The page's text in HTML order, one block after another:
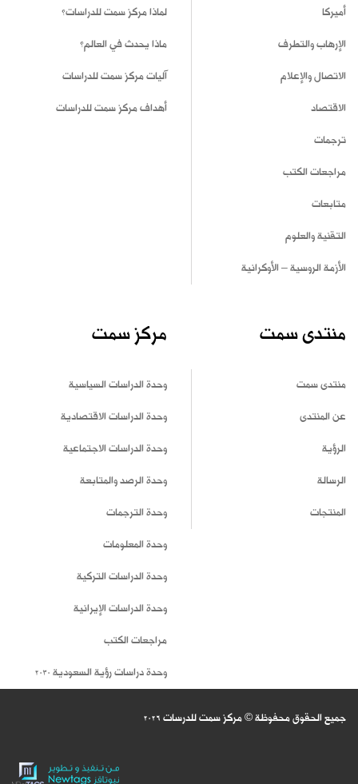
أميركا
الإرهاب والتطرف
الاتصال والإعلام
الاقتصاد
ترجمات
مراجعات الكتب
متابعات
التقنية والعلوم
الأزمة الروسية – الأوكرانية
لماذا مركز سمت للدراسات؟
ماذا يحدث في العالم؟
آليات مركز سمت للدراسات
أهداف مركز سمت للدراسات
منتدى سمت
منتدى سمت
عن المنتدى
الرؤية
الرسالة
المنتجات
مركز سمت
وحدة الدراسات السياسية
وحدة الدراسات الاقتصادية
وحدة الدراسات الاجتماعية
وحدة الرصد والمتابعة
وحدة الترجمات
وحدة المعلومات
وحدة الدراسات التركية
وحدة الدراسات الإيرانية
مراجعات الكتب
وحدة دراسات رؤية السعودية 2030
جميع الحقوق محفوظة © مركز سمت للدرسات2026